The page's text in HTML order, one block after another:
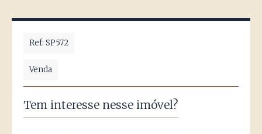
Ref: SP572
Venda
Tem interesse nesse imóvel?